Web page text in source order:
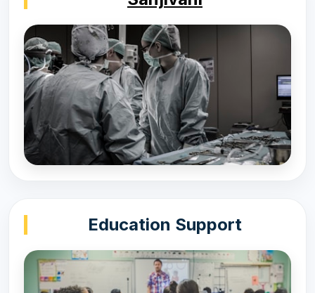
Education Support